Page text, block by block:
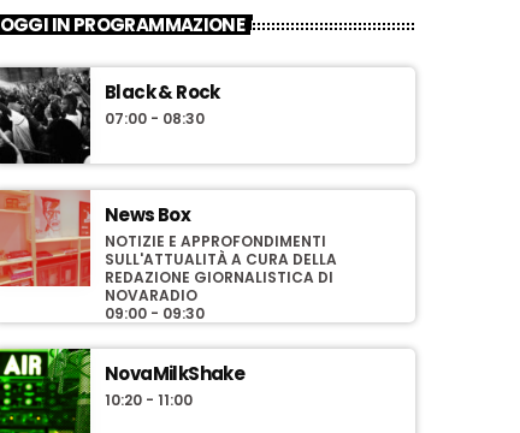
OGGI IN PROGRAMMAZIONE
Black & Rock
07:00 - 08:30
News Box
NOTIZIE E APPROFONDIMENTI
SULL'ATTUALITÀ A CURA DELLA
REDAZIONE GIORNALISTICA DI
NOVARADIO
09:00 - 09:30
NovaMilkShake
10:20 - 11:00